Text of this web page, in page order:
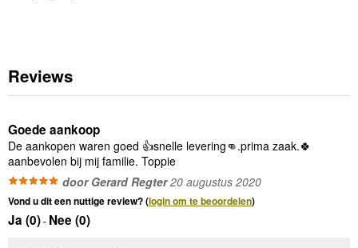
Reviews
Goede aankoop
De aankopen waren goed 👍snelle levering👊.prima zaak.🍀
aanbevolen bij mij familie. Toppie
door Gerard Regter20 augustus 2020
Vond u dit een nuttige review? (login om te beoordelen)
Ja (0)- Nee (0)